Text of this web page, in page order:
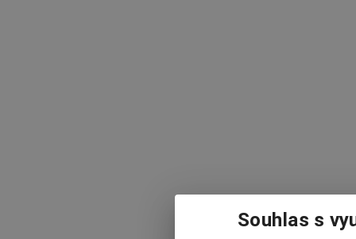
Souhlas s